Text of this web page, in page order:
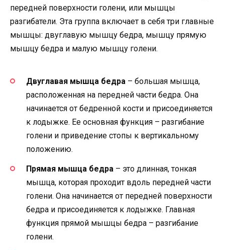
передней поверхности голени, или мышцы
разгибатели. Эта группа включает в себя три главные
мышцы: двуглавую мышцу бедра, мышцу прямую
мышцу бедра и малую мышцу голени.
Двуглавая мышца бедра – большая мышца,
расположенная на передней части бедра. Она
начинается от бедренной кости и присоединяется
к лодыжке. Ее основная функция – разгибание
голени и приведение стопы к вертикальному
положению.
Прямая мышца бедра – это длинная, тонкая
мышца, которая проходит вдоль передней части
голени. Она начинается от передней поверхности
бедра и присоединяется к лодыжке. Главная
функция прямой мышцы бедра – разгибание
голени.